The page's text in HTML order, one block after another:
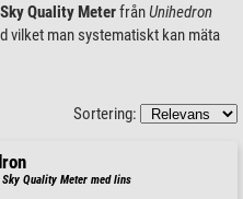
Sky Quality MeterfrånUnihedron
vilket man systematiskt kan mäta
Sortering:
Sky Quality Meter med lins